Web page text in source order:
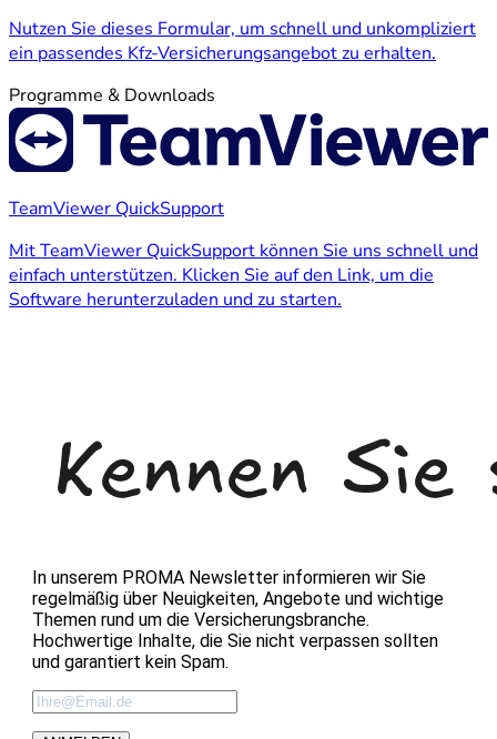
Nutzen Sie dieses Formular, um schnell und unkompliziert
ein passendes Kfz-Versicherungsangebot zu erhalten.
Programme & Downloads
TeamViewer QuickSupport
Mit TeamViewer QuickSupport können Sie uns schnell und
einfach unterstützen. Klicken Sie auf den Link, um die
Software herunterzuladen und zu starten.
In unserem PROMA Newsletter informieren wir Sie
regelmäßig über Neuigkeiten, Angebote und wichtige
Themen rund um die Versicherungsbranche.
Hochwertige Inhalte, die Sie nicht verpassen sollten
und garantiert kein Spam.